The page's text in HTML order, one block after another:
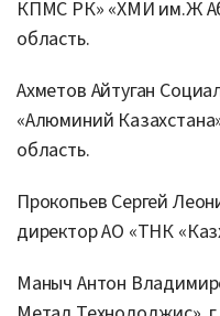
КПМС РК» «ХМИ им.Ж
область.
Ахметов Айтуган
«Алюминий
область.
Прокопьев Сергей
директор АО «ТНК
Маныч Антон